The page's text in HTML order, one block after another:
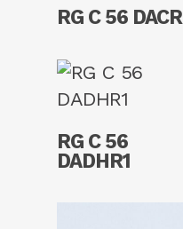
Read More
RG C 56 DACR
RG C 56
DADHR1